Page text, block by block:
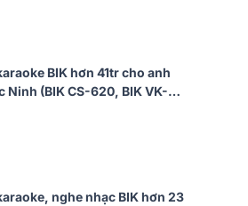
BIK hơn 41tr cho anh
Ninh (BIK CS-620, BIK VK-
nghe nhạc BIK hơn 23